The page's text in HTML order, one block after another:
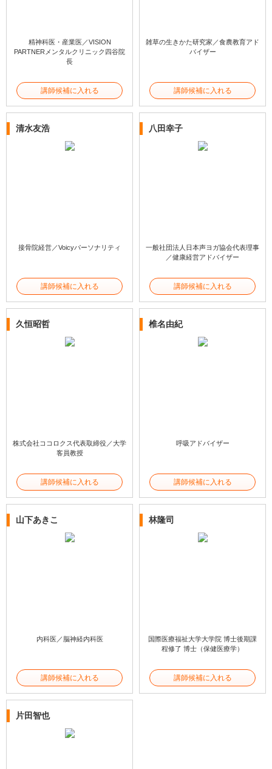
精神科医・産業医／VISION
PARTNERメンタルクリニック四谷院
長
講師候補に入れる
雑草の生きかた研究家／食農教育アド
バイザー
講師候補に入れる
清水友浩
接骨院経営／Voicyパーソナリティ
講師候補に入れる
八田幸子
一般社団法人日本声ヨガ協会代表理事
／健康経営アドバイザー
講師候補に入れる
久恒昭哲
株式会社ココロクス代表取締役／大学
客員教授
講師候補に入れる
椎名由紀
呼吸アドバイザー
講師候補に入れる
山下あきこ
内科医／脳神経内科医
講師候補に入れる
林隆司
国際医療福祉大学大学院 博士後期課
程修了 博士（保健医療学）
講師候補に入れる
片田智也